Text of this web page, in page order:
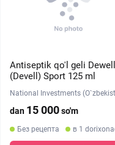
Antiseptik qo'l geli Dewell
(Devell) Sport 125 ml
National Investments
dan 15 000so'm
Без рецепта в 1